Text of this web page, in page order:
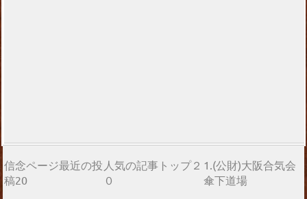
信念ページ最近の投
稿20
人気の記事トップ２
０
1.(公財)大阪合気会
傘下道場